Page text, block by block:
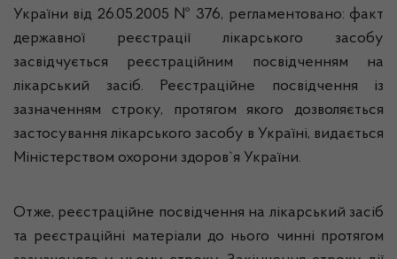
України від 26.05.2005 № 376, регламентовано: факт
державної реєстрації лікарського засобу
засвідчується реєстраційним посвідченням на
лікарський засіб. Реєстраційне посвідчення із
зазначенням строку, протягом якого дозволяється
застосування лікарського засобу в Україні, видається
Міністерством охорони здоров`я України.
Отже, реєстраційне посвідчення на лікарський засіб
та реєстраційні матеріали до нього чинні протягом